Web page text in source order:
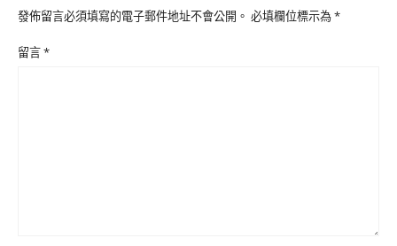
發佈留言必須填寫的電子郵件地址不會公開。 必填欄位標示為*
留言*